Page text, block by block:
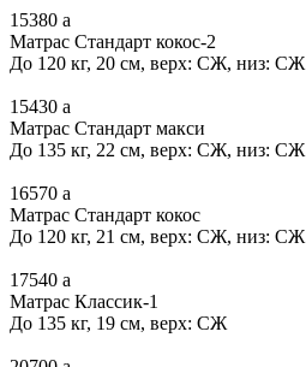
15380 a
Матрас Стандарт кокос-2
До 120 кг, 20 см, верх: СЖ, низ: СЖ
15430 a
Матрас Стандарт макси
До 135 кг, 22 см, верх: СЖ, низ: СЖ
16570 a
Матрас Стандарт кокос
До 120 кг, 21 см, верх: СЖ, низ: СЖ
17540 a
Матрас Классик-1
До 135 кг, 19 см, верх: СЖ